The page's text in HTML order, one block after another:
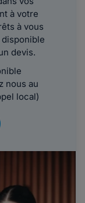
à votre
à vous
devis.
nous au
local)